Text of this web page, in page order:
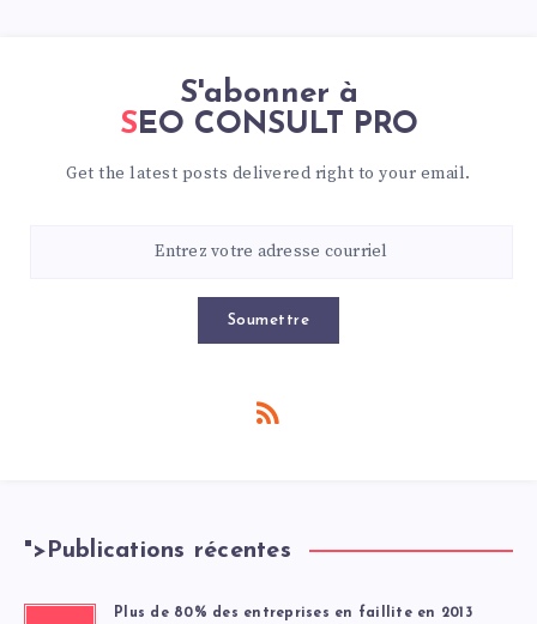
S'abonner à
SEO CONSULT PRO
Get the latest posts delivered right to your email.
Soumettre
"> Publications récentes
Plus de 80% des entreprises en faillite en 2013